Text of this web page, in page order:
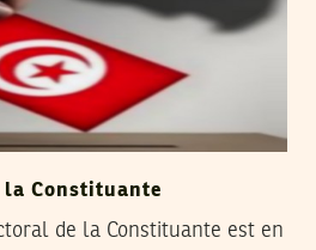
la Constituante
de la Constituante est en